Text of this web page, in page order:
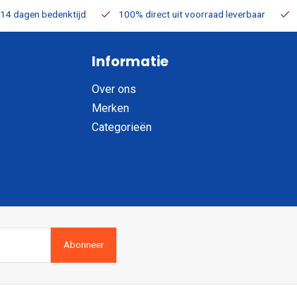
14 dagen bedenktijd 100% direct uit voorraad leverbaar
Informatie
Over ons
Merken
Categorieën
Abonneer